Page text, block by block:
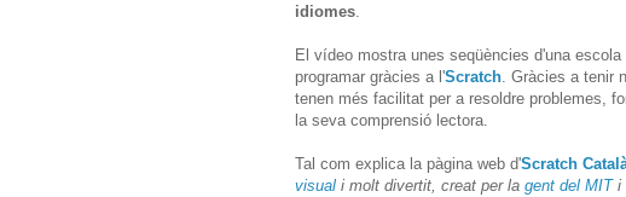
idiomes
El vídeo mostra unes seqüències d'una
programar gràcies a l'Scratch . Gràcies a tenir
tenen més facilitat per a resoldre problemes,
la seva comprensió lectora.
Tal com explica la pàgina web d'Scratch
visual i molt divertit, creat per la gent del MITi